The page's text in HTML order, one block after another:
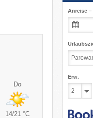
Do
14/21 °C
Anreise –
Erw.